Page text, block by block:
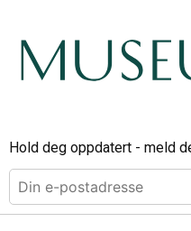
Hold deg oppdatert - meld